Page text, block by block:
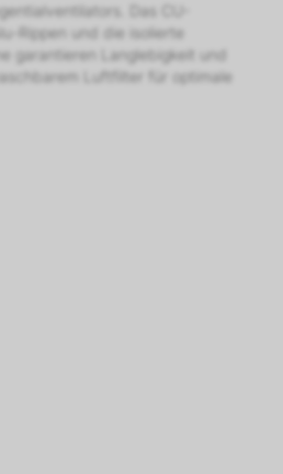
Das CU-
Rippen und die isolierte
garantieren Langlebigkeit und
Luftfilter für optimale